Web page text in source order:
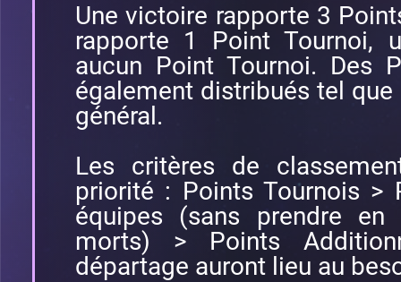
Une victoire rapporte 3
rapporte 1 Point Tournoi,
aucun Point Tournoi. Des
également distribués tel
général.
Les critères de
priorité : Points Tournois >
équipes (sans prendre
morts) > Points
départage auront lieu au